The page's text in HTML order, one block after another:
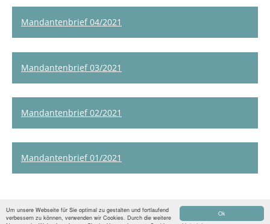
Ok
Um unsere Webseite für Sie optimal zu gestalten und fortlaufend
verbessern zu können, verwenden wir Cookies. Durch die weitere
Mandantenbrief 04/2021
Mandantenbrief 03/2021
Mandantenbrief 02/2021
Mandantenbrief 01/2021
© 2026 Kernbach & Pras